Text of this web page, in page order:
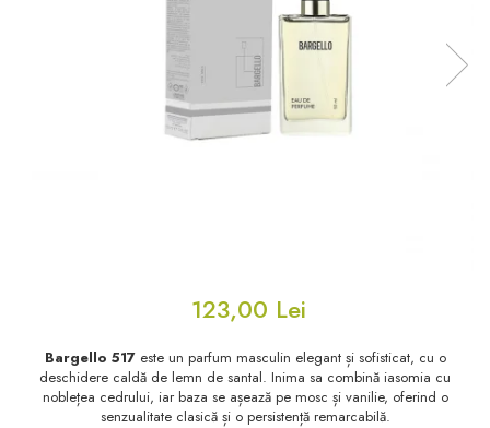
Floral - Lemnos - Mosc
Oriental-Fougere
Oriental-Lemnos
Floral-Fructat-Gurmand
Lemnos-Cypre
Oriental-Condimentat
Aromatic-Fougere
Aromatic-Condimentat
Lemnos-Floral/Mosc
Lemnos-Cypre
Lemnos-Acvatic
123,00 Lei
Bargello 517este un parfum masculin elegant și sofisticat, cu o
deschidere caldă de lemn de santal. Inima sa combină iasomia cu
noblețea cedrului, iar baza se așează pe mosc și vanilie, oferind o
senzualitate clasică și o persistență remarcabilă.